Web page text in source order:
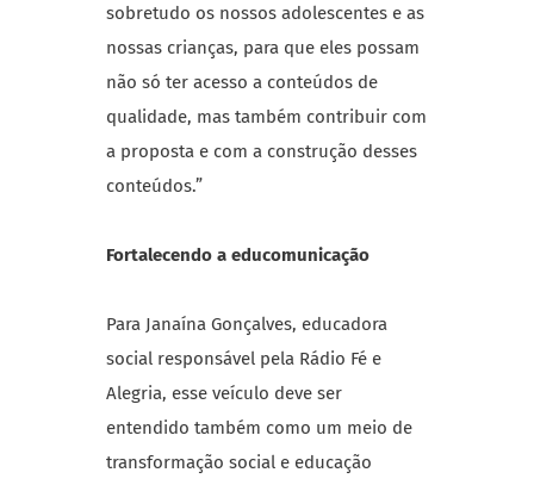
sobretudo os nossos adolescentes e as
nossas crianças, para que eles possam
não só ter acesso a conteúdos de
qualidade, mas também contribuir com
a proposta e com a construção desses
conteúdos.”
Fortalecendo a educomunicação
Para Janaína Gonçalves, educadora
social responsável pela Rádio Fé e
Alegria, esse veículo deve ser
entendido também como um meio de
transformação social e educação